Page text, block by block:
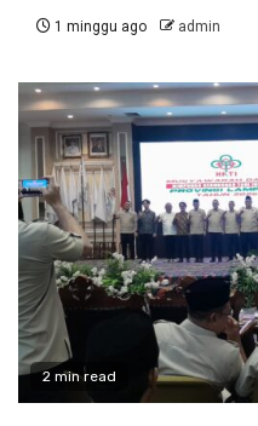
1 minggu ago admin
2 min read